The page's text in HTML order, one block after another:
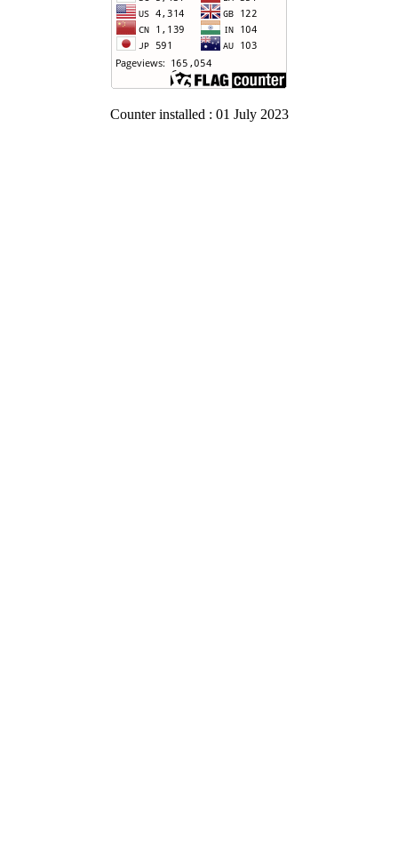
Counter installed : 01 July 2023